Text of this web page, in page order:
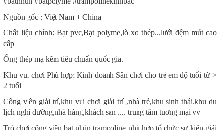
Nguồn gốc : Việt Nam + China
Chất liệu chính: Bạt pvc,Bạt polyme,lò xo thép...lưới đệm mút cao
cấp
Ống thép mạ kẽm tiêu chuẩn quốc gia.
Khu vui chơi Phù hợp; Kinh doanh Sân chơi cho trẻ em độ tuổi từ >
2 tuổi
Công viên giải trí,khu vui chơi giải trí ,nhà trẻ,khu sinh thái,khu du
lịch nghỉ dưỡng,nhà hàng,khách sạn .... trung tâm tương mại vv
Trò chơi công viên bạt nhún trampoline phù hợp tổ chức sự kiện giải